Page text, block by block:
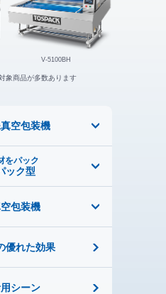
V-5100BH
象商品が多数あります
包装機
をパック
ック型
空包装機
優れた効果
シーン